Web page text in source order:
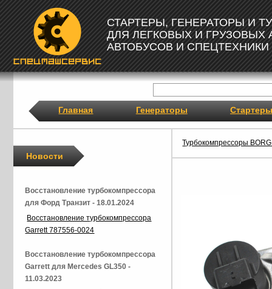
СТАРТЕРЫ, ГЕНЕРАТОРЫ И
ДЛЯ ЛЕГКОВЫХ И ГРУЗОВЫХ
АВТОБУСОВ И СПЕЦТЕХНИКИ
Главная Генераторы Стартеры
Турбокомпрессоры
Новости
Восстановление турбокомпрессора
для Форд Транзит - 18.01.2024
Восстановление турбокомпрессора
Garrett 787556-0024
Восстановление турбокомпрессора
Garrett для Mercedes GL350 -
11.03.2023